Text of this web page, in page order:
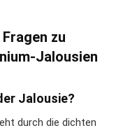
zu
Jalousien
Jalousie?
durch die dichten